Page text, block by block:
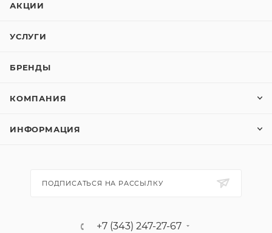
АКЦИИ
УСЛУГИ
БРЕНДЫ
КОМПАНИЯ
ИНФОРМАЦИЯ
ПОДПИСАТЬСЯ НА РАССЫЛКУ
+7 (343) 247-27-67